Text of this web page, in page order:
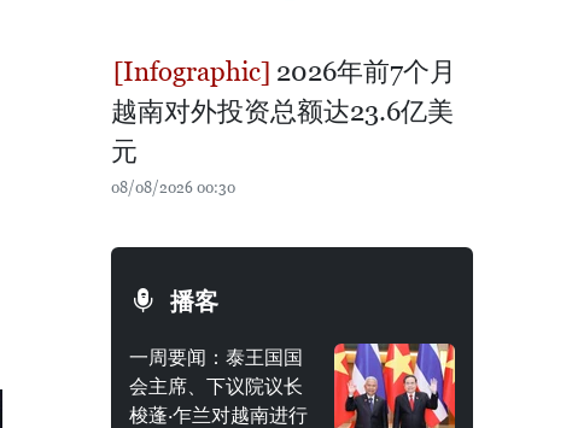
2026年前7个月
越南对外投资总额达23.6亿美
元
08/08/2026 00:30
播客
一周要闻：泰王国国
会主席、下议院议长
梭蓬·乍兰对越南进行